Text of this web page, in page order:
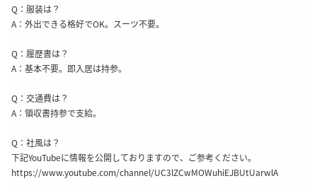
Q：服装は？
A：外出できる格好でOK。スーツ不要。
Q：履歴書は？
A：基本不要。即入居は持参。
Q：交通費は？
A：領収書持参で支給。
Q：社風は？
下記YouTubeに情報を公開しておりますので、ご参考ください。
https://www.youtube.com/channel/UC3lZCwMOWuhiEJBUtUarwlA